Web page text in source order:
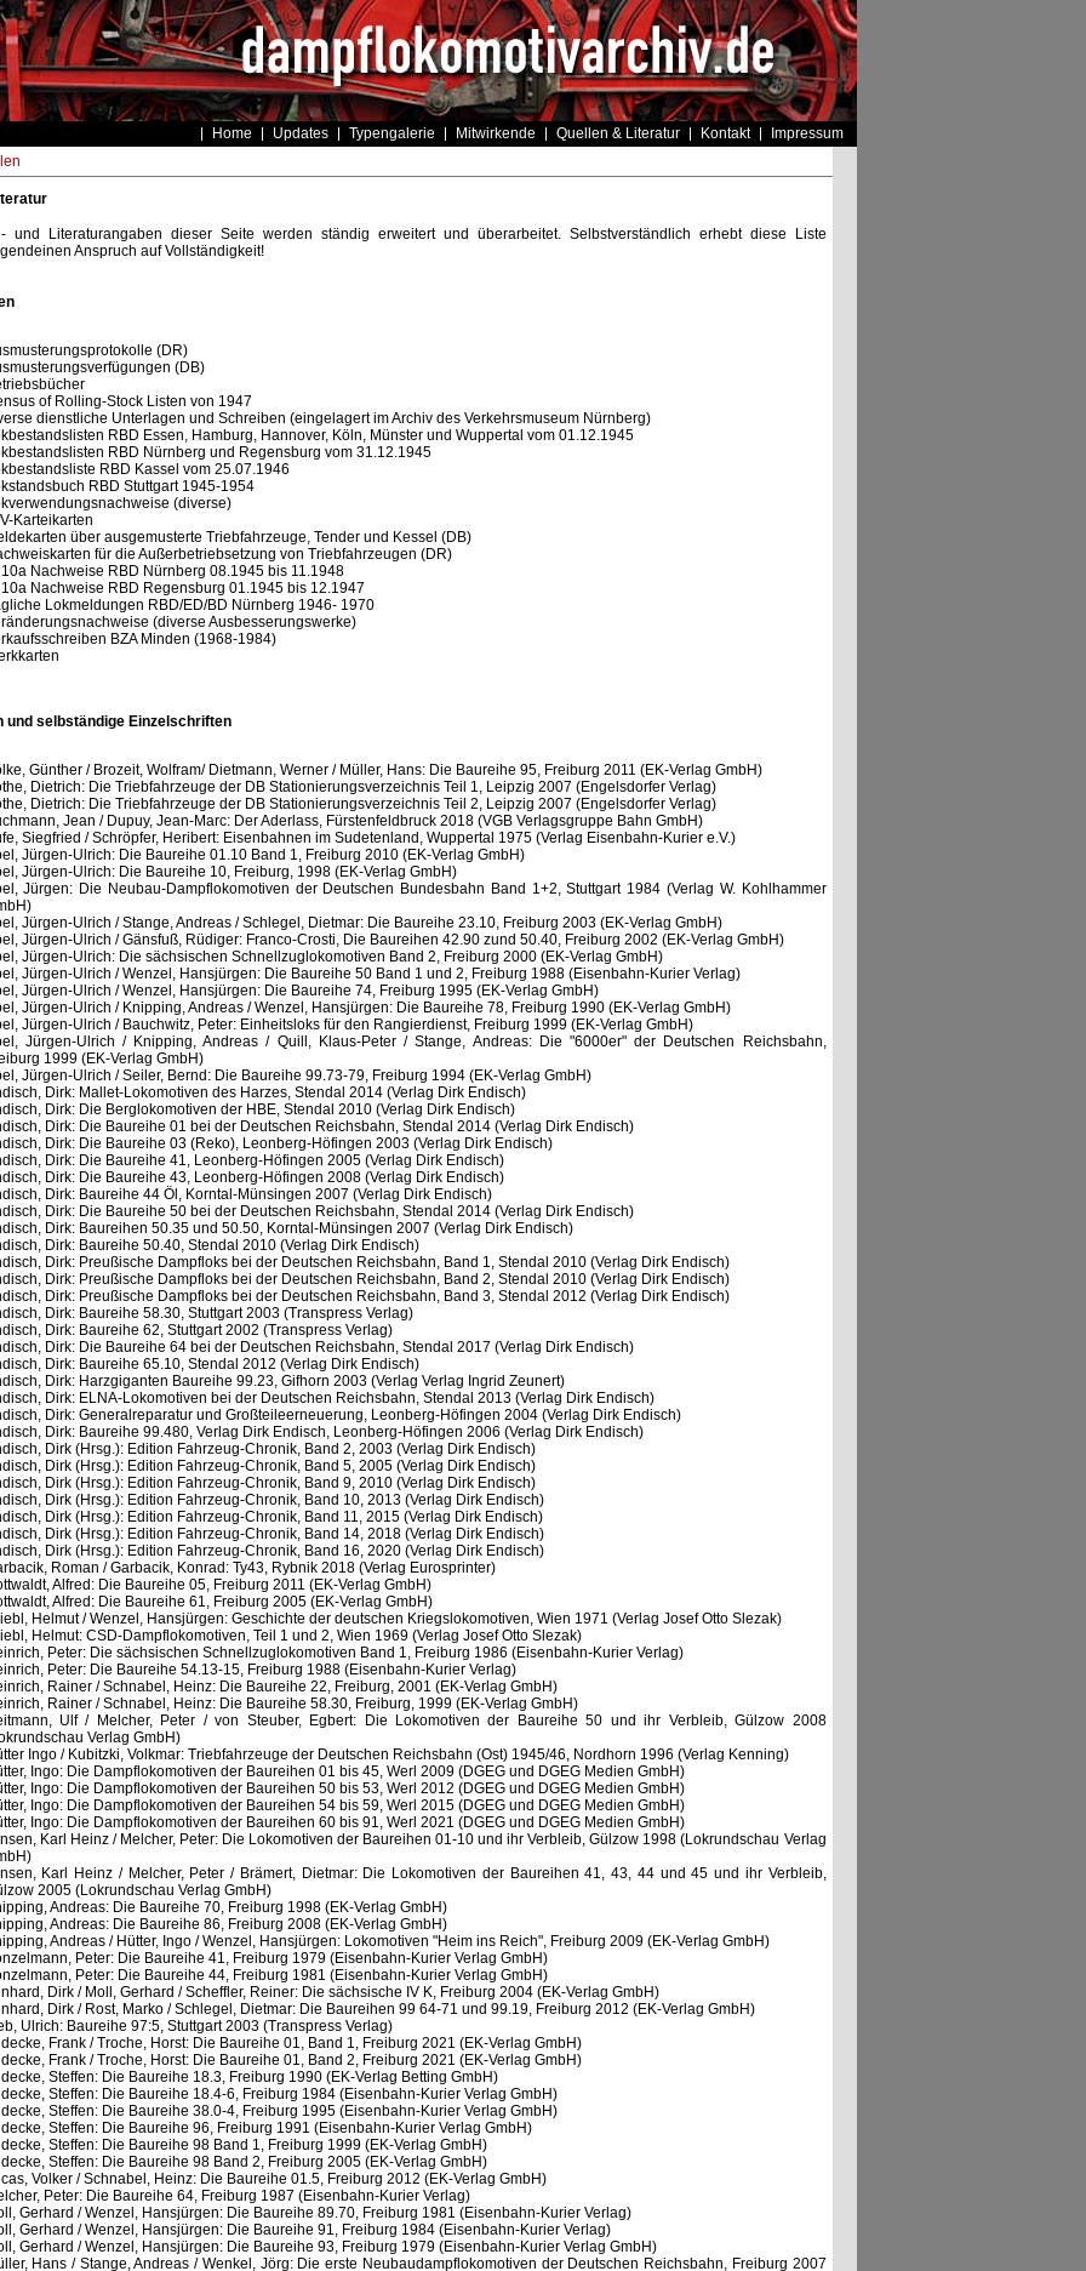
Home Updates Typengalerie Mitwirkende Quellen & Literatur Kontakt Impressum
und Literaturangaben dieser Seite werden ständig erweitert und überarbeitet. Selbstverständlich erhebt diese Liste
Anspruch auf Vollständigkeit!
(DR)
(DB)
of Rolling-Stock Listen von 1947
dienstliche Unterlagen und Schreiben (eingelagert im Archiv des Verkehrsmuseum Nürnberg)
RBD Essen, Hamburg, Hannover, Köln, Münster und Wuppertal vom 01.12.1945
RBD Nürnberg und Regensburg vom 31.12.1945
RBD Kassel vom 25.07.1946
RBD Stuttgart 1945-1954
(diverse)
Karteikarten
über ausgemusterte Triebfahrzeuge, Tender und Kessel (DB)
für die Außerbetriebsetzung von Triebfahrzeugen (DR)
Nachweise RBD Nürnberg 08.1945 bis 11.1948
Nachweise RBD Regensburg 01.1945 bis 12.1947
Lokmeldungen RBD/ED/BD Nürnberg 1946- 1970
(diverse Ausbesserungswerke)
BZA Minden (1968-1984)
und selbständige Einzelschriften
Günther / Brozeit, Wolfram/ Dietmann, Werner / Müller, Hans: Die Baureihe 95, Freiburg 2011 (EK-Verlag GmbH)
Dietrich: Die Triebfahrzeuge der DB Stationierungsverzeichnis Teil 1, Leipzig 2007 (Engelsdorfer Verlag)
Dietrich: Die Triebfahrzeuge der DB Stationierungsverzeichnis Teil 2, Leipzig 2007 (Engelsdorfer Verlag)
Jean / Dupuy, Jean-Marc: Der Aderlass, Fürstenfeldbruck 2018 (VGB Verlagsgruppe Bahn GmbH)
Siegfried / Schröpfer, Heribert: Eisenbahnen im Sudetenland, Wuppertal 1975 (Verlag Eisenbahn-Kurier e.V.)
Jürgen-Ulrich: Die Baureihe 01.10 Band 1, Freiburg 2010 (EK-Verlag GmbH)
Jürgen-Ulrich: Die Baureihe 10, Freiburg, 1998 (EK-Verlag GmbH)
Jürgen: Die Neubau-Dampflokomotiven der Deutschen Bundesbahn Band 1+2, Stuttgart 1984 (Verlag W. Kohlhammer
Jürgen-Ulrich / Stange, Andreas / Schlegel, Dietmar: Die Baureihe 23.10, Freiburg 2003 (EK-Verlag GmbH)
Jürgen-Ulrich / Gänsfuß, Rüdiger: Franco-Crosti, Die Baureihen 42.90 zund 50.40, Freiburg 2002 (EK-Verlag GmbH)
Jürgen-Ulrich: Die sächsischen Schnellzuglokomotiven Band 2, Freiburg 2000 (EK-Verlag GmbH)
Jürgen-Ulrich / Wenzel, Hansjürgen: Die Baureihe 50 Band 1 und 2, Freiburg 1988 (Eisenbahn-Kurier Verlag)
Jürgen-Ulrich / Wenzel, Hansjürgen: Die Baureihe 74, Freiburg 1995 (EK-Verlag GmbH)
Jürgen-Ulrich / Knipping, Andreas / Wenzel, Hansjürgen: Die Baureihe 78, Freiburg 1990 (EK-Verlag GmbH)
Jürgen-Ulrich / Bauchwitz, Peter: Einheitsloks für den Rangierdienst, Freiburg 1999 (EK-Verlag GmbH)
Jürgen-Ulrich / Knipping, Andreas / Quill, Klaus-Peter / Stange, Andreas: Die "6000er" der Deutschen Reichsbahn,
1999 (EK-Verlag GmbH)
Jürgen-Ulrich / Seiler, Bernd: Die Baureihe 99.73-79, Freiburg 1994 (EK-Verlag GmbH)
Dirk: Mallet-Lokomotiven des Harzes, Stendal 2014 (Verlag Dirk Endisch)
Dirk: Die Berglokomotiven der HBE, Stendal 2010 (Verlag Dirk Endisch)
Dirk: Die Baureihe 01 bei der Deutschen Reichsbahn, Stendal 2014 (Verlag Dirk Endisch)
Dirk: Die Baureihe 03 (Reko), Leonberg-Höfingen 2003 (Verlag Dirk Endisch)
Dirk: Die Baureihe 41, Leonberg-Höfingen 2005 (Verlag Dirk Endisch)
Dirk: Die Baureihe 43, Leonberg-Höfingen 2008 (Verlag Dirk Endisch)
Dirk: Baureihe 44 Öl, Korntal-Münsingen 2007 (Verlag Dirk Endisch)
Dirk: Die Baureihe 50 bei der Deutschen Reichsbahn, Stendal 2014 (Verlag Dirk Endisch)
Dirk: Baureihen 50.35 und 50.50, Korntal-Münsingen 2007 (Verlag Dirk Endisch)
Dirk: Baureihe 50.40, Stendal 2010 (Verlag Dirk Endisch)
Dirk: Preußische Dampfloks bei der Deutschen Reichsbahn, Band 1, Stendal 2010 (Verlag Dirk Endisch)
Dirk: Preußische Dampfloks bei der Deutschen Reichsbahn, Band 2, Stendal 2010 (Verlag Dirk Endisch)
Dirk: Preußische Dampfloks bei der Deutschen Reichsbahn, Band 3, Stendal 2012 (Verlag Dirk Endisch)
Dirk: Baureihe 58.30, Stuttgart 2003 (Transpress Verlag)
Dirk: Baureihe 62, Stuttgart 2002 (Transpress Verlag)
Dirk: Die Baureihe 64 bei der Deutschen Reichsbahn, Stendal 2017 (Verlag Dirk Endisch)
Dirk: Baureihe 65.10, Stendal 2012 (Verlag Dirk Endisch)
Dirk: Harzgiganten Baureihe 99.23, Gifhorn 2003 (Verlag Verlag Ingrid Zeunert)
Dirk: ELNA-Lokomotiven bei der Deutschen Reichsbahn, Stendal 2013 (Verlag Dirk Endisch)
Dirk: Generalreparatur und Großteileerneuerung, Leonberg-Höfingen 2004 (Verlag Dirk Endisch)
Dirk: Baureihe 99.480, Verlag Dirk Endisch, Leonberg-Höfingen 2006 (Verlag Dirk Endisch)
Dirk (Hrsg.): Edition Fahrzeug-Chronik, Band 2, 2003 (Verlag Dirk Endisch)
Dirk (Hrsg.): Edition Fahrzeug-Chronik, Band 5, 2005 (Verlag Dirk Endisch)
Dirk (Hrsg.): Edition Fahrzeug-Chronik, Band 9, 2010 (Verlag Dirk Endisch)
Dirk (Hrsg.): Edition Fahrzeug-Chronik, Band 10, 2013 (Verlag Dirk Endisch)
Dirk (Hrsg.): Edition Fahrzeug-Chronik, Band 11, 2015 (Verlag Dirk Endisch)
Dirk (Hrsg.): Edition Fahrzeug-Chronik, Band 14, 2018 (Verlag Dirk Endisch)
Dirk (Hrsg.): Edition Fahrzeug-Chronik, Band 16, 2020 (Verlag Dirk Endisch)
Roman / Garbacik, Konrad: Ty43, Rybnik 2018 (Verlag Eurosprinter)
Alfred: Die Baureihe 05, Freiburg 2011 (EK-Verlag GmbH)
Alfred: Die Baureihe 61, Freiburg 2005 (EK-Verlag GmbH)
Helmut / Wenzel, Hansjürgen: Geschichte der deutschen Kriegslokomotiven, Wien 1971 (Verlag Josef Otto Slezak)
Helmut: CSD-Dampflokomotiven, Teil 1 und 2, Wien 1969 (Verlag Josef Otto Slezak)
Peter: Die sächsischen Schnellzuglokomotiven Band 1, Freiburg 1986 (Eisenbahn-Kurier Verlag)
Peter: Die Baureihe 54.13-15, Freiburg 1988 (Eisenbahn-Kurier Verlag)
Rainer / Schnabel, Heinz: Die Baureihe 22, Freiburg, 2001 (EK-Verlag GmbH)
Rainer / Schnabel, Heinz: Die Baureihe 58.30, Freiburg, 1999 (EK-Verlag GmbH)
Ulf / Melcher, Peter / von Steuber, Egbert: Die Lokomotiven der Baureihe 50 und ihr Verbleib, Gülzow 2008
Verlag GmbH)
Ingo / Kubitzki, Volkmar: Triebfahrzeuge der Deutschen Reichsbahn (Ost) 1945/46, Nordhorn 1996 (Verlag Kenning)
Ingo: Die Dampflokomotiven der Baureihen 01 bis 45, Werl 2009 (DGEG und DGEG Medien GmbH)
Ingo: Die Dampflokomotiven der Baureihen 50 bis 53, Werl 2012 (DGEG und DGEG Medien GmbH)
Ingo: Die Dampflokomotiven der Baureihen 54 bis 59, Werl 2015 (DGEG und DGEG Medien GmbH)
Ingo: Die Dampflokomotiven der Baureihen 60 bis 91, Werl 2021 (DGEG und DGEG Medien GmbH)
Karl Heinz / Melcher, Peter: Die Lokomotiven der Baureihen 01-10 und ihr Verbleib, Gülzow 1998 (Lokrundschau Verlag
Karl Heinz / Melcher, Peter / Brämert, Dietmar: Die Lokomotiven der Baureihen 41, 43, 44 und 45 und ihr Verbleib,
2005 (Lokrundschau Verlag GmbH)
Andreas: Die Baureihe 70, Freiburg 1998 (EK-Verlag GmbH)
Andreas: Die Baureihe 86, Freiburg 2008 (EK-Verlag GmbH)
Andreas / Hütter, Ingo / Wenzel, Hansjürgen: Lokomotiven "Heim ins Reich", Freiburg 2009 (EK-Verlag GmbH)
Peter: Die Baureihe 41, Freiburg 1979 (Eisenbahn-Kurier Verlag GmbH)
Peter: Die Baureihe 44, Freiburg 1981 (Eisenbahn-Kurier Verlag GmbH)
Dirk / Moll, Gerhard / Scheffler, Reiner: Die sächsische IV K, Freiburg 2004 (EK-Verlag GmbH)
Dirk / Rost, Marko / Schlegel, Dietmar: Die Baureihen 99 64-71 und 99.19, Freiburg 2012 (EK-Verlag GmbH)
Ulrich: Baureihe 97:5, Stuttgart 2003 (Transpress Verlag)
Frank / Troche, Horst: Die Baureihe 01, Band 1, Freiburg 2021 (EK-Verlag GmbH)
Frank / Troche, Horst: Die Baureihe 01, Band 2, Freiburg 2021 (EK-Verlag GmbH)
Steffen: Die Baureihe 18.3, Freiburg 1990 (EK-Verlag Betting GmbH)
Steffen: Die Baureihe 18.4-6, Freiburg 1984 (Eisenbahn-Kurier Verlag GmbH)
Steffen: Die Baureihe 38.0-4, Freiburg 1995 (Eisenbahn-Kurier Verlag GmbH)
Steffen: Die Baureihe 96, Freiburg 1991 (Eisenbahn-Kurier Verlag GmbH)
Steffen: Die Baureihe 98 Band 1, Freiburg 1999 (EK-Verlag GmbH)
Steffen: Die Baureihe 98 Band 2, Freiburg 2005 (EK-Verlag GmbH)
Volker / Schnabel, Heinz: Die Baureihe 01.5, Freiburg 2012 (EK-Verlag GmbH)
Peter: Die Baureihe 64, Freiburg 1987 (Eisenbahn-Kurier Verlag)
Gerhard / Wenzel, Hansjürgen: Die Baureihe 89.70, Freiburg 1981 (Eisenbahn-Kurier Verlag)
Gerhard / Wenzel, Hansjürgen: Die Baureihe 91, Freiburg 1984 (Eisenbahn-Kurier Verlag)
Gerhard / Wenzel, Hansjürgen: Die Baureihe 93, Freiburg 1979 (Eisenbahn-Kurier Verlag GmbH)
Hans / Stange, Andreas / Wenkel, Jörg: Die erste Neubaudampflokomotiven der Deutschen Reichsbahn, Freiburg 2007